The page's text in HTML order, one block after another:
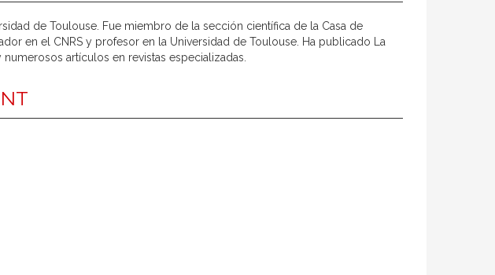
de Toulouse. Fue miembro de la sección científica de la Casa de
en el CNRS y profesor en la Universidad de Toulouse. Ha publicado La
numerosos artículos en revistas especializadas.